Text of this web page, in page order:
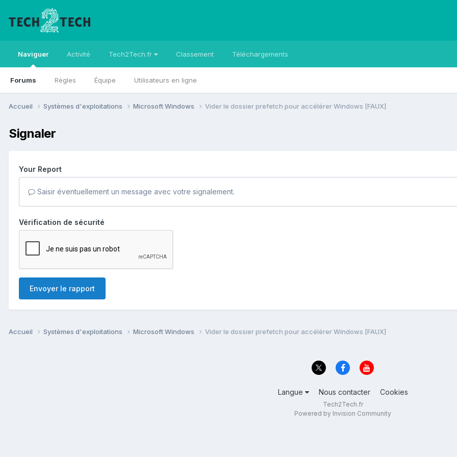
Naviguer
Forums Règles Équipe Utilisateurs en ligne
Activité Tech2Tech.fr Classement Téléchargements
Accueil Systèmes d'exploitations Microsoft Windows Vider le dossier prefetch pour accélérer Windows [FAUX]
Signaler
Your Report
Saisir éventuellement un message avec votre signalement.
Vérification de sécurité
Envoyer le rapport
Accueil Systèmes d'exploitations Microsoft Windows Vider le dossier prefetch pour accélérer Windows [FAUX]
Langue Nous contacter Cookies
Tech2Tech.fr
Powered by Invision Community